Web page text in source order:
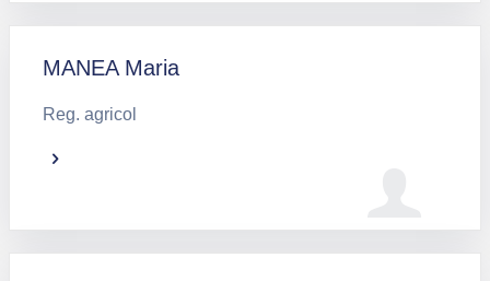
MANEA Maria
Reg. agricol